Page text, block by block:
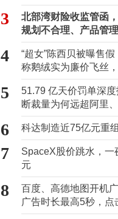
3
北部湾财险收监管函
规划不合理、产品管
心“痛点”
4
“超女”陈西贝被曝售
称鹅绒实为廉价飞丝
百万元
5
51.79 亿天价罚单深
断裁量为何远超阿里
6 科达制造近75亿元重
7
SpaceX股价跳水，一
元
8
百度、高德地图开机
广告时长最高5秒，点